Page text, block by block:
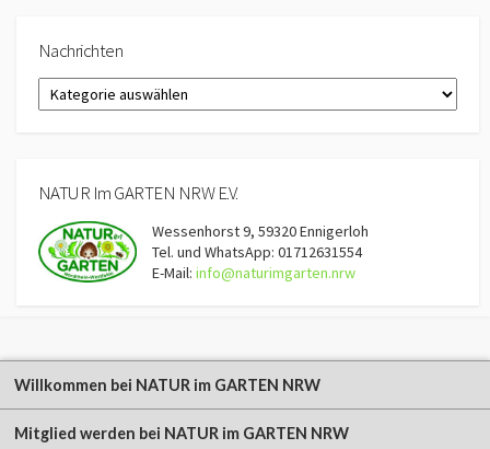
Nachrichten
Nachrichten
NATUR Im GARTEN NRW E.V.
Wessenhorst 9, 59320 Ennigerloh
Tel. und WhatsApp: 01712631554
E-Mail:info@naturimgarten.nrw
Willkommen bei NATUR im GARTEN NRW
Mitglied werden bei NATUR im GARTEN NRW